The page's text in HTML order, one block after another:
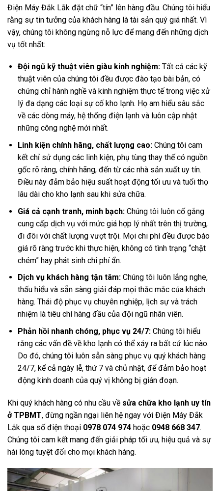
Điện Máy Đắk Lắk đặt chữ “tín” lên hàng đầu. Chúng tôi hiểu
rằng sự tin tưởng của khách hàng là tài sản quý giá nhất. Vì
vậy, chúng tôi không ngừng nỗ lực để mang đến những dịch
vụ tốt nhất:
Đội ngũ kỹ thuật viên giàu kinh nghiệm:Tất cả các kỹ
thuật viên của chúng tôi đều được đào tạo bài bản, có
chứng chỉ hành nghề và kinh nghiệm thực tế trong việc xử
lý đa dạng các loại sự cố kho lạnh. Họ am hiểu sâu sắc
về các dòng máy, hệ thống điện lạnh và luôn cập nhật
những công nghệ mới nhất.
Linh kiện chính hãng, chất lượng cao:Chúng tôi cam
kết chỉ sử dụng các linh kiện, phụ tùng thay thế có nguồn
gốc rõ ràng, chính hãng, đến từ các nhà sản xuất uy tín.
Điều này đảm bảo hiệu suất hoạt động tối ưu và tuổi thọ
lâu dài cho kho lạnh sau khi sửa chữa.
Giá cả cạnh tranh, minh bạch:Chúng tôi luôn cố gắng
cung cấp dịch vụ với mức giá hợp lý nhất trên thị trường,
đi đôi với chất lượng vượt trội. Mọi chi phí đều được báo
giá rõ ràng trước khi thực hiện, không có tình trạng “chặt
chém” hay phát sinh chi phí ẩn.
Dịch vụ khách hàng tận tâm:Chúng tôi luôn lắng nghe,
thấu hiểu và sẵn sàng giải đáp mọi thắc mắc của khách
hàng. Thái độ phục vụ chuyên nghiệp, lịch sự và trách
nhiệm là tiêu chí hàng đầu của đội ngũ nhân viên.
Phản hồi nhanh chóng, phục vụ 24/7:Chúng tôi hiểu
rằng các vấn đề về kho lạnh có thể xảy ra bất cứ lúc nào.
Do đó, chúng tôi luôn sẵn sàng phục vụ quý khách hàng
24/7, kể cả ngày lễ, thứ 7 và chủ nhật, để đảm bảo hoạt
động kinh doanh của quý vị không bị gián đoạn.
Khi quý khách hàng có nhu cầu về sửa chữa kho lạnh uy tín
ở TPBMT, đừng ngần ngại liên hệ ngay với Điện Máy Đắk
Lắk qua số điện thoại 0978 074 974 hoặc 0948 668 347.
Chúng tôi cam kết mang đến giải pháp tối ưu, hiệu quả và sự
hài lòng tuyệt đối cho mọi khách hàng.